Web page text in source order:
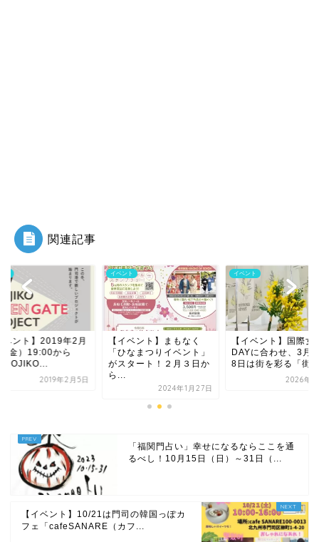
関連記事
ベント】まもなく
なまつりイベント」
タート！２月３日か
イベント
【イベント】国際女性
DAYに合わせ、3月7日、
8日は街を彩る「街角...
イベント
【イベント】2019
8日（金）19:00から
「『MOJIKO...
2019年2
「福関門占い」幸せになるならここを通
るべし！10月15日（日）～31日（...
【イベント】10/21は門司の韓国っぽカ
フェ「cafeSANARE（カフ...